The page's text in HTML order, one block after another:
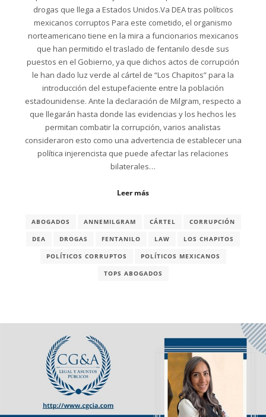
drogas que llega a Estados Unidos.Va DEA tras políticos
mexicanos corruptos Para este cometido, el organismo
norteamericano tiene en la mira a funcionarios mexicanos
que han permitido el traslado de fentanilo desde sus
puestos en el Gobierno, ya que dichos actos de corrupción
le han dado luz verde al cártel de “Los Chapitos” para la
introducción del estupefaciente entre la población
estadounidense. Ante la declaración de Milgram, respecto a
que llegarán hasta donde las evidencias y los hechos les
permitan combatir la corrupción, varios analistas
consideraron esto como una advertencia de establecer una
política injerencista que puede afectar las relaciones
bilaterales…
Leer más
ABOGADOS ANNEMILGRAM CÁRTEL CORRUPCIÓN
DEA DROGAS FENTANILO LAW LOS CHAPITOS
POLÍTICOS CORRUPTOS POLÍTICOS MEXICANOS
TOPS ABOGADOS